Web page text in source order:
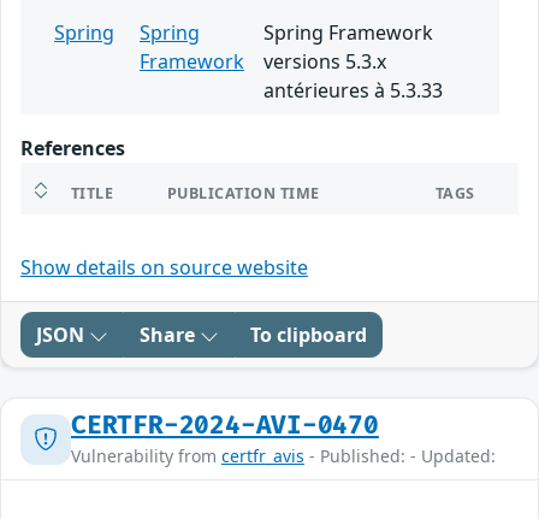
Spring
Spring
Framework
Spring Framework
versions 5.3.x
antérieures à 5.3.33
References
TITLE PUBLICATION TIME TAGS
Show details on source website
JSON Share To clipboard
CERTFR-2024-AVI-0470
Vulnerability from certfr_avis - Published: - Updated: